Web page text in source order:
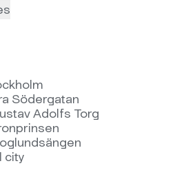
Södergatan
Adolfs Torg
city